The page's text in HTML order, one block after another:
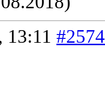
13:11 #2574